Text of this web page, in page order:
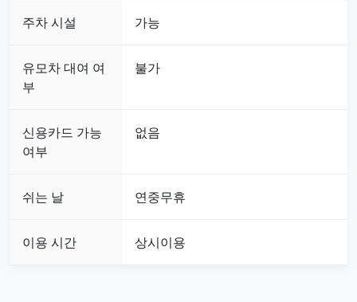
주차 시설 가능
유모차 대여 여
부
불가
신용카드 가능
여부
없음
쉬는 날 연중무휴
이용 시간 상시이용